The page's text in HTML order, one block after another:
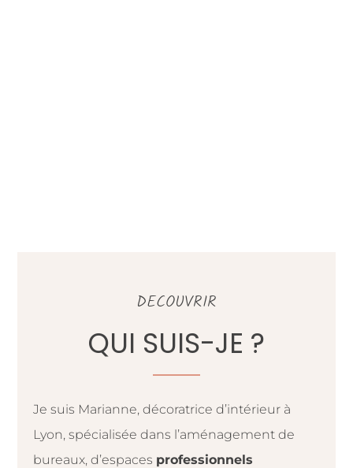
DECOUVRIR
QUI SUIS-JE ?
Je suis Marianne, décoratrice d’intérieur à
Lyon, spécialisée dans l’aménagement de
bureaux, d’espaces professionnels